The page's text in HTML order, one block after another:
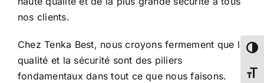
nos clients.
Chez Tenka Best, nous croyons fermement que la
qualité et la sécurité sont des piliers
fondamentaux dans tout ce que nous faisons.